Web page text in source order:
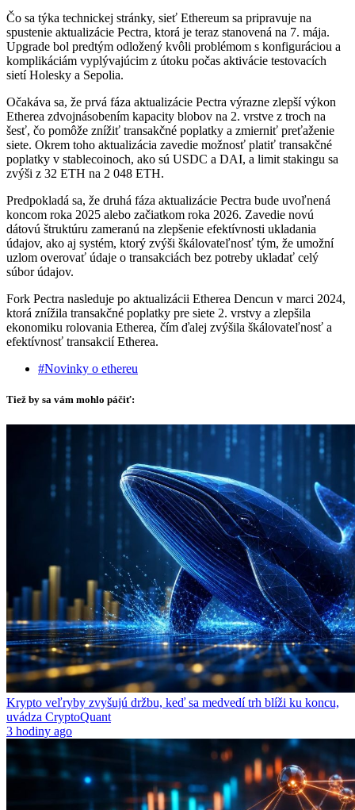
Čo sa týka technickej stránky, sieť Ethereum sa pripravuje na
spustenie aktualizácie Pectra, ktorá je teraz stanovená na 7. mája.
Upgrade bol predtým odložený kvôli problémom s konfiguráciou a
komplikáciám vyplývajúcim z útoku počas aktivácie testovacích
sietí Holesky a Sepolia.
Očakáva sa, že prvá fáza aktualizácie Pectra výrazne zlepší výkon
Etherea zdvojnásobením kapacity blobov na 2. vrstve z troch na
šesť, čo pomôže znížiť transakčné poplatky a zmierniť preťaženie
siete. Okrem toho aktualizácia zavedie možnosť platiť transakčné
poplatky v stablecoinoch, ako sú USDC a DAI, a limit stakingu sa
zvýši z 32 ETH na 2 048 ETH.
Predpokladá sa, že druhá fáza aktualizácie Pectra bude uvoľnená
koncom roka 2025 alebo začiatkom roka 2026. Zavedie novú
dátovú štruktúru zameranú na zlepšenie efektívnosti ukladania
údajov, ako aj systém, ktorý zvýši škálovateľnosť tým, že umožní
uzlom overovať údaje o transakciách bez potreby ukladať celý
súbor údajov.
Fork Pectra nasleduje po aktualizácii Etherea Dencun v marci 2024,
ktorá znížila transakčné poplatky pre siete 2. vrstvy a zlepšila
ekonomiku rolovania Etherea, čím ďalej zvýšila škálovateľnosť a
efektívnosť transakcií Etherea.
#Novinky o ethereu
Tiež by sa vám mohlo páčiť:
Krypto veľryby zvyšujú držbu, keď sa medvedí trh blíži ku koncu,
uvádza CryptoQuant
3 hodiny ago